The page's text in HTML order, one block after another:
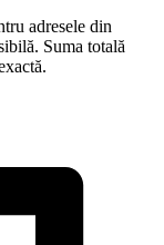
adresele din
Suma totală